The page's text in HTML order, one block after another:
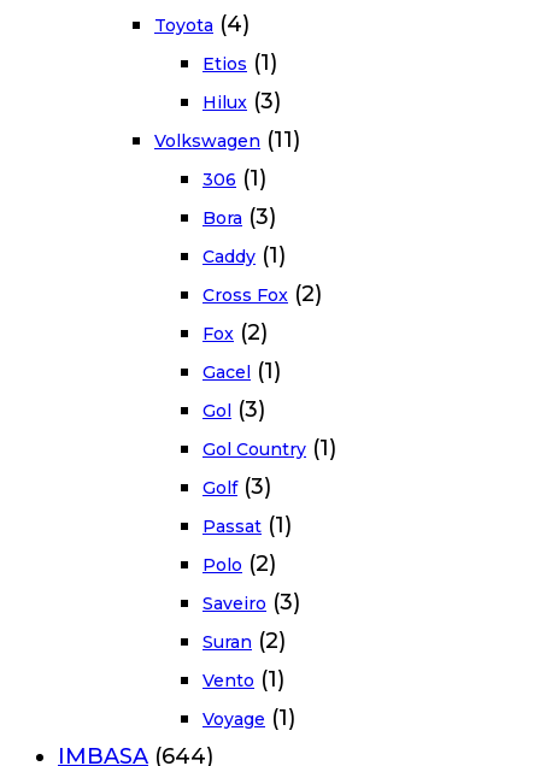
Toyota (4)
Etios (1)
Hilux (3)
Volkswagen (11)
306 (1)
Bora (3)
Caddy (1)
Cross Fox (2)
Fox (2)
Gacel (1)
Gol (3)
Gol Country (1)
Golf (3)
Passat (1)
Polo (2)
Saveiro (3)
Suran (2)
Vento (1)
Voyage (1)
IMBASA (644)